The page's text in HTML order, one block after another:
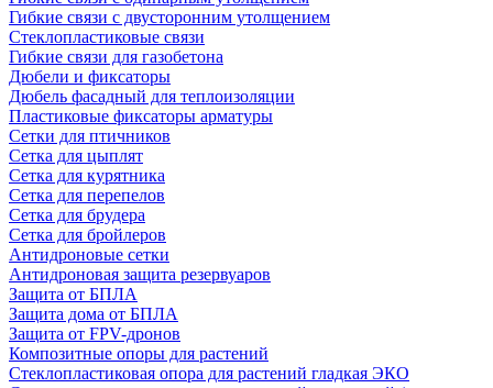
Гибкие связи с двусторонним утолщением
Стеклопластиковые связи
Гибкие связи для газобетона
Дюбели и фиксаторы
Дюбель фасадный для теплоизоляции
Пластиковые фиксаторы арматуры
Сетки для птичников
Сетка для цыплят
Сетка для курятника
Сетка для перепелов
Сетка для брудера
Сетка для бройлеров
Антидроновые сетки
Антидроновая защита резервуаров
Защита от БПЛА
Защита дома от БПЛА
Защита от FPV-дронов
Композитные опоры для растений
Стеклопластиковая опора для растений гладкая ЭКО